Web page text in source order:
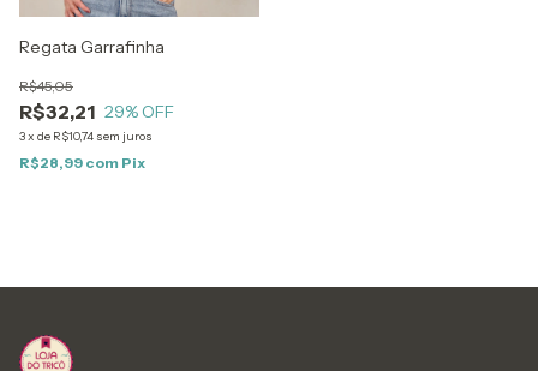
Regata Garrafinha
R$32,21
R$45,05
29% OFF
3x de R$10,74 sem juros
R$28,99 com Pix